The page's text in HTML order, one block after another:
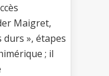
Maigret,
durs », étapes
; il